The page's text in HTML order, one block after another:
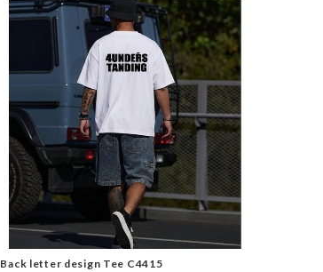
Back letter design Tee C4415